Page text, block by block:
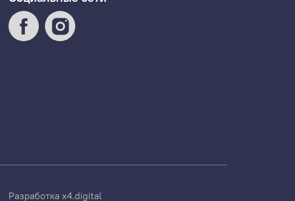
Разработка x4.digital